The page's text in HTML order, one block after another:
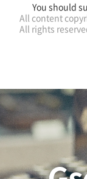
You should
All content
All rights